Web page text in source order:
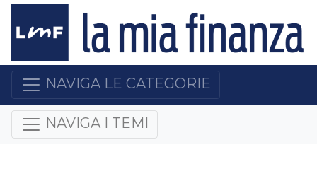
NAVIGA LE CATEGORIE
NAVIGA I TEMI